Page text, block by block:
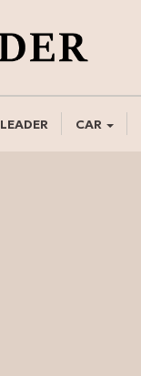
LEADER CAR